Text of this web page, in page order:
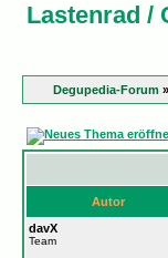
Lastenrad /
Degupedia-Forum »
Autor
davX
Team